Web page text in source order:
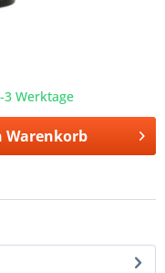
Werktage
Warenkorb